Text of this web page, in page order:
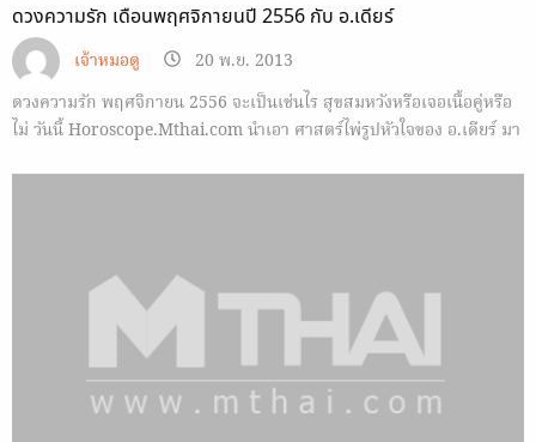
ดวงความรัก เดือนพฤศจิกายนปี 2556 กับ อ.เดียร์
เจ้าหมอดู
20 พ.ย. 2013
ดวงความรัก พฤศจิกายน 2556 จะเป็นเช่นไร สุขสมหวังหรือเจอเนื้อคู่หรือ
ไม่ วันนี้ Horoscope.Mthai.com นำเอา ศาสตร์ไพ่รูปหัวใจของ อ.เดียร์ มา